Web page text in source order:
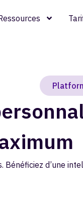
d’une